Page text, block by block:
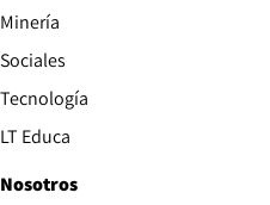
Minería
Sociales
Tecnología
LT Educa
Nosotros